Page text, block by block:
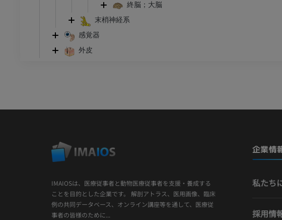
終脳；大脳
末梢神経系
感覚器
外皮
IMAIOSは、医療従事者と動物医療従事者を支援・養成する
ことを目的とした企業です。 解剖アトラス、医用画像、臨床
例の共同データベース、オンライン講座等を通して、医療従
事者の皆様のために...
企業情
私たち
採用情